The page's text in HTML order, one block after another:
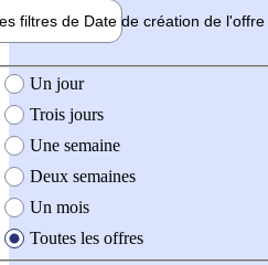
filtres de Date de création de l'offre
création de l'offre
Un jour
Trois jours
Une semaine
Deux semaines
Un mois
Toutes les offres